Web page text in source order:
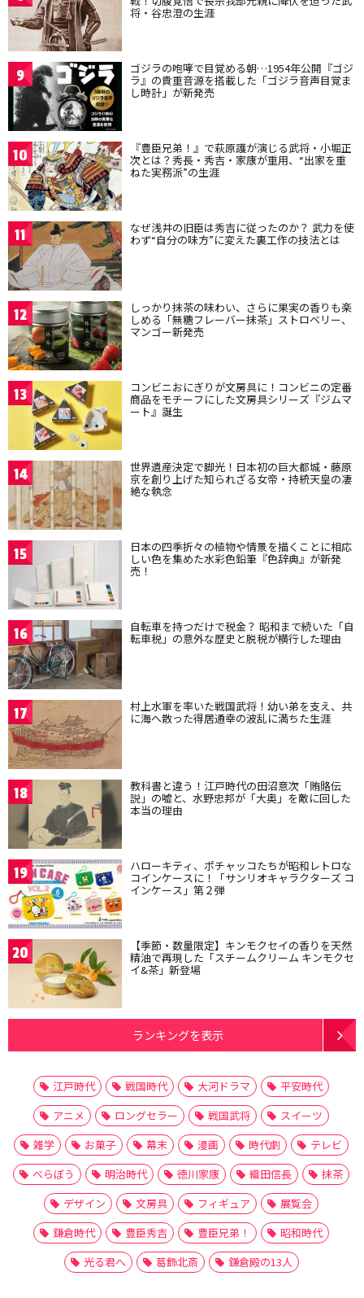
将・谷忠澄の生涯
9 ゴジラの咆哮で目覚める朝…1954年公開『ゴジ
ラ』の貴重音源を搭載した「ゴジラ音声目覚ま
し時計」が新発売
10 『豊臣兄弟！』で萩原護が演じる武将・小堀正
次とは？秀長・秀吉・家康が重用、“出家を重
ねた実務派”の生涯
11 なぜ浅井の旧臣は秀吉に従ったのか？ 武力を使
わず“自分の味方”に変えた裏工作の技法とは
12 しっかり抹茶の味わい、さらに果実の香りも楽
しめる「無糖フレーバー抹茶」ストロベリー、
マンゴー新発売
13 コンビニおにぎりが文房具に！コンビニの定番
商品をモチーフにした文房具シリーズ『ジムマ
ート』誕生
14 世界遺産決定で脚光！日本初の巨大都城・藤原
京を創り上げた知られざる女帝・持統天皇の凄
絶な執念
15 日本の四季折々の植物や情景を描くことに相応
しい色を集めた水彩色鉛筆『色辞典』が新発
売！
16 自転車を持つだけで税金？ 昭和まで続いた「自
転車税」の意外な歴史と脱税が横行した理由
17 村上水軍を率いた戦国武将！幼い弟を支え、共
に海へ散った得居通幸の波乱に満ちた生涯
18 教科書と違う！江戸時代の田沼意次「賄賂伝
説」の嘘と、水野忠邦が「大奥」を敵に回した
本当の理由
19 ハローキティ、ポチャッコたちが昭和レトロな
コインケースに！「サンリオキャラクターズ コ
インケース」第２弾
20 【季節・数量限定】キンモクセイの香りを天然
精油で再現した「スチームクリーム キンモクセ
イ&茶」新登場
ランキングを表示
江戸時代 戦国時代 大河ドラマ
平安時代
アニメ
ロングセラー 戦国武将
スイーツ
雑学
お菓子 幕末 漫画 時代劇
テレビ
べらぼう
明治時代 徳川家康 織田信長
抹茶
デザイン
文房具 フィギュア
展覧会
鎌倉時代
豊臣秀吉 豊臣兄弟！
昭和時代
光る君へ
葛飾北斎 鎌倉殿の13人